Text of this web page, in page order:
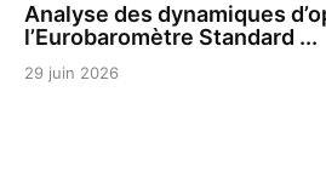
Analyse des dynamiques
l’Eurobaromètre Standard ...
29 juin 2026